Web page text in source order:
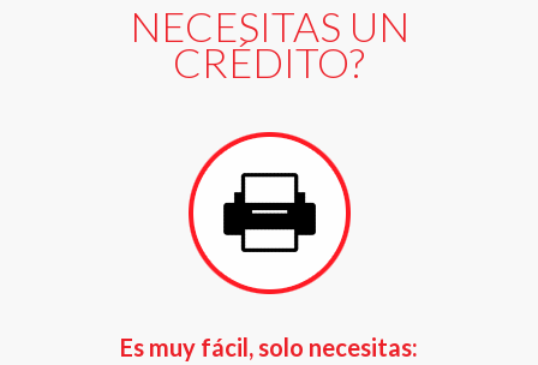
NECESITAS UN
CRÉDITO?
Es muy fácil, solo necesitas: